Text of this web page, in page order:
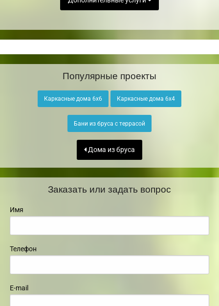
Популярные проекты
Каркасные дома 6х6 Каркасные дома 6х4
Бани из бруса с террасой
Дома из бруса
Заказать или задать вопрос
Имя
Телефон
E-mail